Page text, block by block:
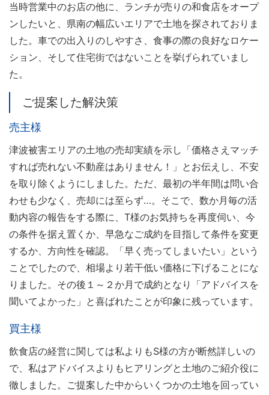
当時営業中のお店の他に、ランチが売りの和食店をオープ
ンしたいと、県南の幅広いエリアで土地を探されておりま
した。車での出入りのしやすさ、食事の際の良好なロケー
ション、そして住宅街ではないことを挙げられていまし
た。
ご提案した解決策
売主様
津波被害エリアの土地の売却実績を示し「価格さえマッチ
すれば売れない不動産はありません！」とお伝えし、不安
を取り除くようにしました。ただ、最初の半年間は問い合
わせも少なく、売却には至らず…。そこで、数か月毎の活
動内容の報告をする際に、T様のお気持ちを再度伺い、今
の条件を据え置くか、早急なご成約を目指して条件を変更
するか、方向性を確認。「早く売ってしまいたい」という
ことでしたので、相場より若干低い価格に下げることにな
りました。その後１～２か月で成約となり「アドバイスを
聞いてよかった」と喜ばれたことが印象に残っています。
買主様
飲食店の経営に関しては私よりもS様の方が断然詳しいの
で、私はアドバイスよりもヒアリングと土地のご紹介役に
徹しました。ご提案した中からいくつかの土地を回ってい